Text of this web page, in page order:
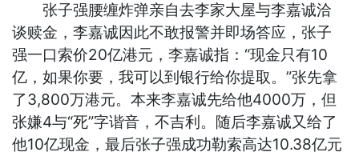
张子强腰缠炸弹亲自去李家大屋与李嘉诚洽
谈赎金，李嘉诚因此不敢报警并即场答应，张子
强一口索价20亿港元，李嘉诚指：“现金只有10
亿，如果你要，我可以到银行给你提取。”张先拿
了3,800万港元。本来李嘉诚先给他4000万，但
张嫌4与“死”字谐音，不吉利。随后李嘉诚又给了
他10亿现金，最后张子强成功勒索高达10.38亿元